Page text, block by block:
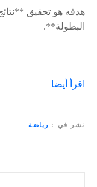
هدفه هو تحقيق
البطولة**.
اقرأ أيضا
نشر في رياضة